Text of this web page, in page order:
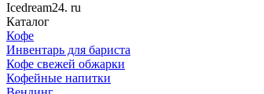
Icedream24. ru
Каталог
Кофе
Инвентарь для бариста
Кофе свежей обжарки
Кофейные напитки